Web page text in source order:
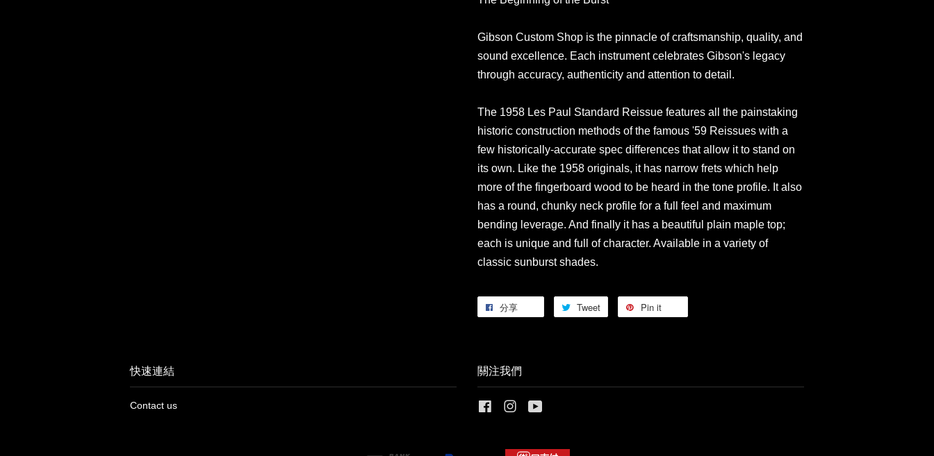
Gibson Custom Shop is the pinnacle of craftsmanship, quality, and
sound excellence. Each instrument celebrates Gibson's legacy
through accuracy, authenticity and attention to detail.
The 1958 Les Paul Standard Reissue features all the painstaking
historic construction methods of the famous '59 Reissues with a
few historically-accurate spec differences that allow it to stand on
its own. Like the 1958 originals, it has narrow frets which help
more of the fingerboard wood to be heard in the tone profile. It also
has a round, chunky neck profile for a full feel and maximum
bending leverage. And finally it has a beautiful plain maple top;
each is unique and full of character. Available in a variety of
classic sunburst shades.
分享 Tweet Pin it
快速連結
Contact us
關注我們
FacebookInstagram